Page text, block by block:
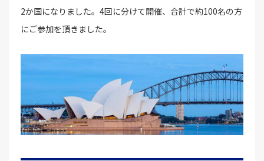
2か国になりました。4回に分けて開催、合計で約100名の方
にご参加を頂きました。